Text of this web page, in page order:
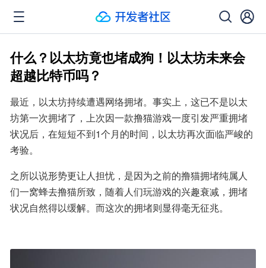
什么？以太坊竟也堵成狗！以太坊未来会
超越比特币吗？
最近，以太坊持续遭遇网络拥堵。事实上，这已不是以太
坊第一次拥堵了，上次因一款撸猫游戏一度引发严重拥堵
状况后，在短短不到1个月的时间，以太坊再次面临严峻的
考验。
之所以说形势更让人担忧，是因为之前的撸猫拥堵纯属人
们一窝蜂去撸猫所致，随着人们玩游戏的兴趣衰减，拥堵
状况自然得以缓解。而这次的拥堵则显得毫无征兆。